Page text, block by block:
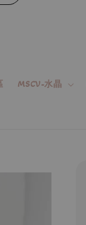
MSCV-水晶